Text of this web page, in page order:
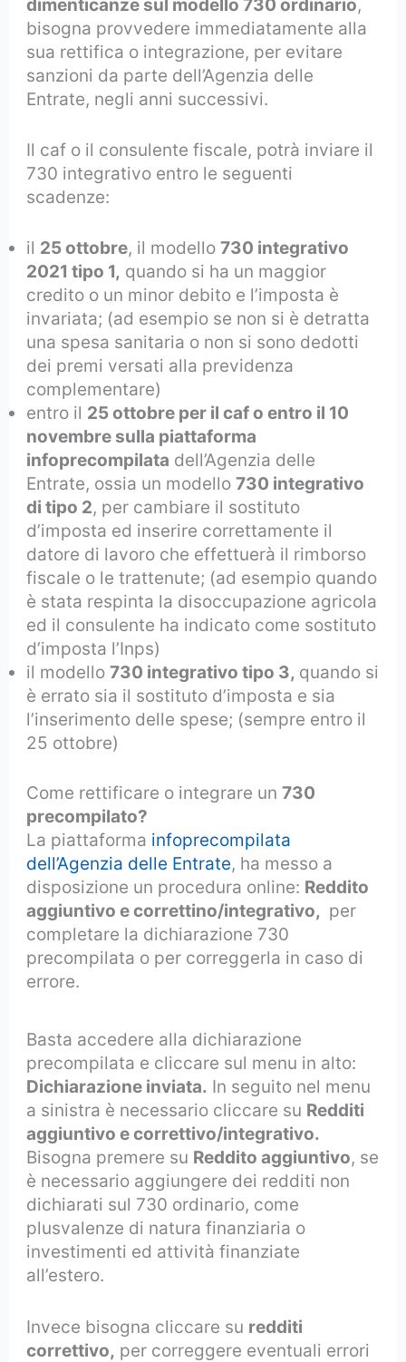
dimenticanze sul modello 730 ordinario,
bisogna provvedere immediatamente alla
sua rettifica o integrazione, per evitare
sanzioni da parte dell’Agenzia delle
Entrate, negli anni successivi.
Il caf o il consulente fiscale, potrà inviare il
730 integrativo entro le seguenti
scadenze:
il 25 ottobre, il modello730 integrativo
2021 tipo 1, quando si ha un maggior
credito o un minor debito e l’imposta è
invariata; (ad esempio se non si è detratta
una spesa sanitaria o non si sono dedotti
dei premi versati alla previdenza
complementare)
entro il 25 ottobre per il caf o entro il 10
novembre sulla piattaforma
infoprecompilata dell’Agenzia delle
Entrate, ossia un modello730 integrativo
di tipo 2, per cambiare il sostituto
d’imposta ed inserire correttamente il
datore di lavoro che effettuerà il rimborso
fiscale o le trattenute; (ad esempio quando
è stata respinta la disoccupazione agricola
ed il consulente ha indicato come sostituto
d’imposta l’Inps)
il modello730 integrativo tipo 3, quando si
è errato sia il sostituto d’imposta e sia
l’inserimento delle spese; (sempre entro il
25 ottobre)
Come rettificare o integrare un730
precompilato?
La piattaforma infoprecompilata
dell’Agenzia delle Entrate, ha messo a
disposizione un procedura online: Reddito
aggiuntivo e correttino/integrativo, per
completare la dichiarazione 730
precompilata o per correggerla in caso di
errore.
Basta accedere alla dichiarazione
precompilata e cliccare sul menu in alto:
Dichiarazione inviata. In seguito nel menu
a sinistra è necessario cliccare su Redditi
aggiuntivo e correttivo/integrativo.
Bisogna premere su Reddito aggiuntivo, se
è necessario aggiungere dei redditi non
dichiarati sul 730 ordinario, come
plusvalenze di natura finanziaria o
investimenti ed attività finanziate
all’estero.
Invece bisogna cliccare su redditi
correttivo, per correggere eventuali errori